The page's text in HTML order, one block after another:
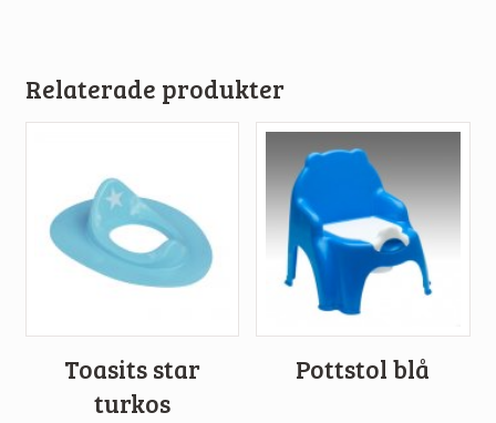
Relaterade produkter
Toasits star
turkos
Pottstol blå